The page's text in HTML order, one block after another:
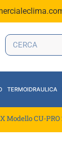
TERMOIDRAULICA
Modello CU-